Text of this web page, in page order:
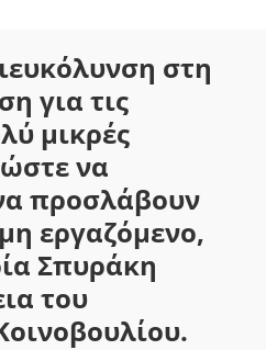
στη
για τις
μικρές
ώστε να
προσλάβουν
εργαζόμενο,
Σπυράκη
του